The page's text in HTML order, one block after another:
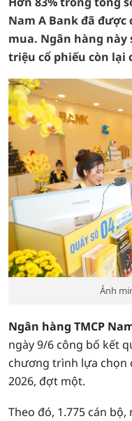
Nam A Bank đã
mua. Ngân hàng này
triệu cổ phiếu còn lại
Ảnh
Ngân hàng TMCP
ngày 9/6 công bố kết
chương trình lựa chọn
2026, đợt một.
Theo đó, 1.775 cán